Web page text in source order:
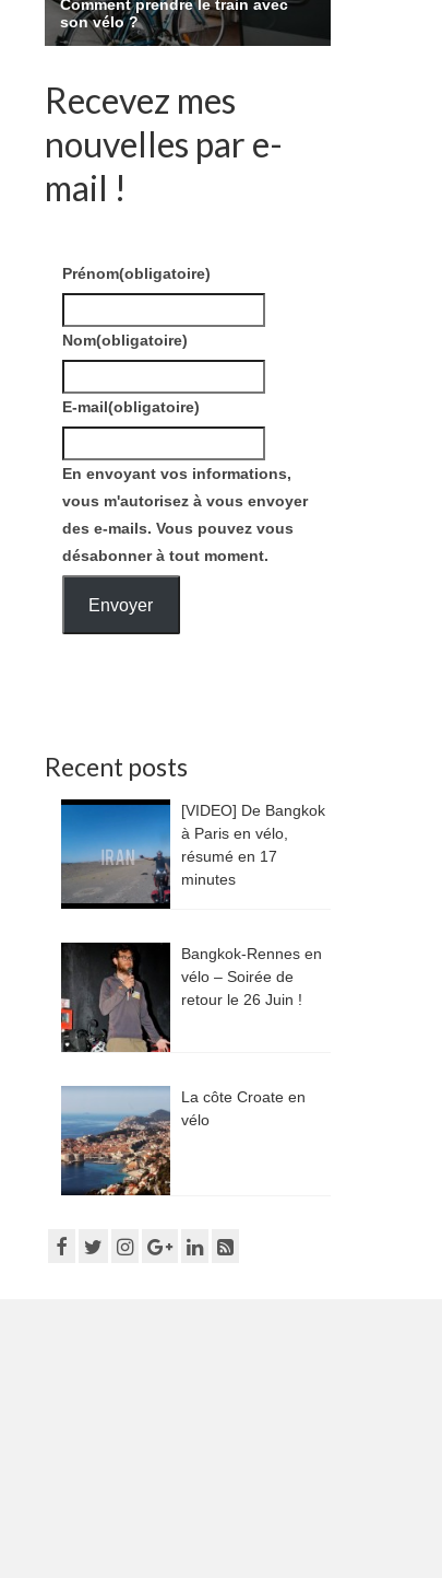
Recevez mes
nouvelles par e-
mail !
Prénom(obligatoire)
Nom(obligatoire)
E-mail(obligatoire)
En envoyant vos informations,
vous m'autorisez à vous envoyer
des e-mails. Vous pouvez vous
désabonner à tout moment.
Envoyer
Recent posts
[VIDEO] De Bangkok
à Paris en vélo,
résumé en 17
minutes
Bangkok-Rennes en
vélo – Soirée de
retour le 26 Juin !
La côte Croate en
vélo